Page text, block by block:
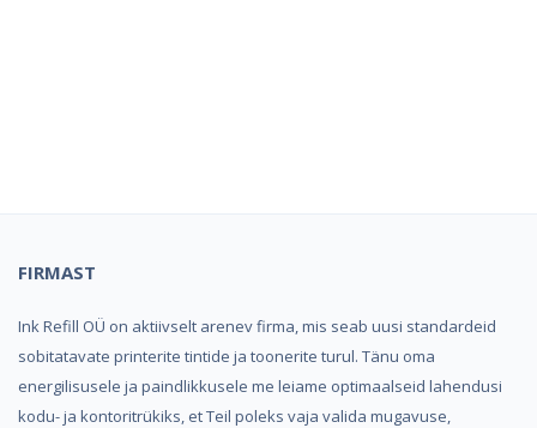
FIRMAST
Ink Refill OÜ on aktiivselt arenev firma, mis seab uusi standardeid
sobitatavate printerite tintide ja toonerite turul. Tänu oma
energilisusele ja paindlikkusele me leiame optimaalseid lahendusi
kodu- ja kontoritrükiks, et Teil poleks vaja valida mugavuse,